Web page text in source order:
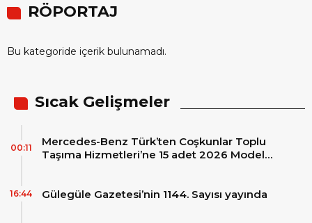
RÖPORTAJ
Bu kategoride içerik bulunamadı.
Sıcak Gelişmeler
Mercedes-Benz Türk’ten Coşkunlar Toplu
Taşıma Hizmetleri’ne 15 adet 2026 Model
00:11
Gülegüle Gazetesi’nin 1144. Sayısı yayında
16:44